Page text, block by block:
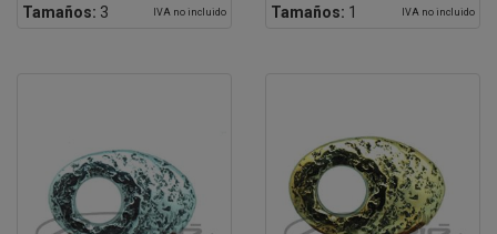
Tamaños: 3 IVA no incluido Tamaños: 1 IVA no incluido